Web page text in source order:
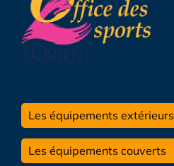
Les équipements extérieurs
Les équipements couverts